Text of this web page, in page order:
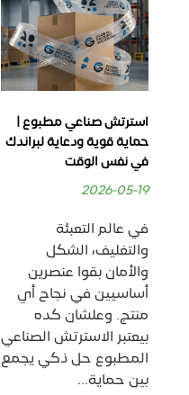
استرتش صناعي مطبوع |
حماية قوية ودعاية لبراندك
في نفس الوقت
2026-05-19
في عالم التعبئة
والتغليف، الشكل
والأمان بقوا عنصرين
أساسيين في نجاح أي
منتج. وعلشان كده
بيعتبر الاسترتش الصناعي
المطبوع حل ذكي يجمع
بين حماية...